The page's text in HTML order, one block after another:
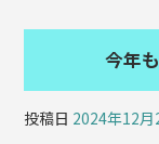
今年
投稿日 2024年12月